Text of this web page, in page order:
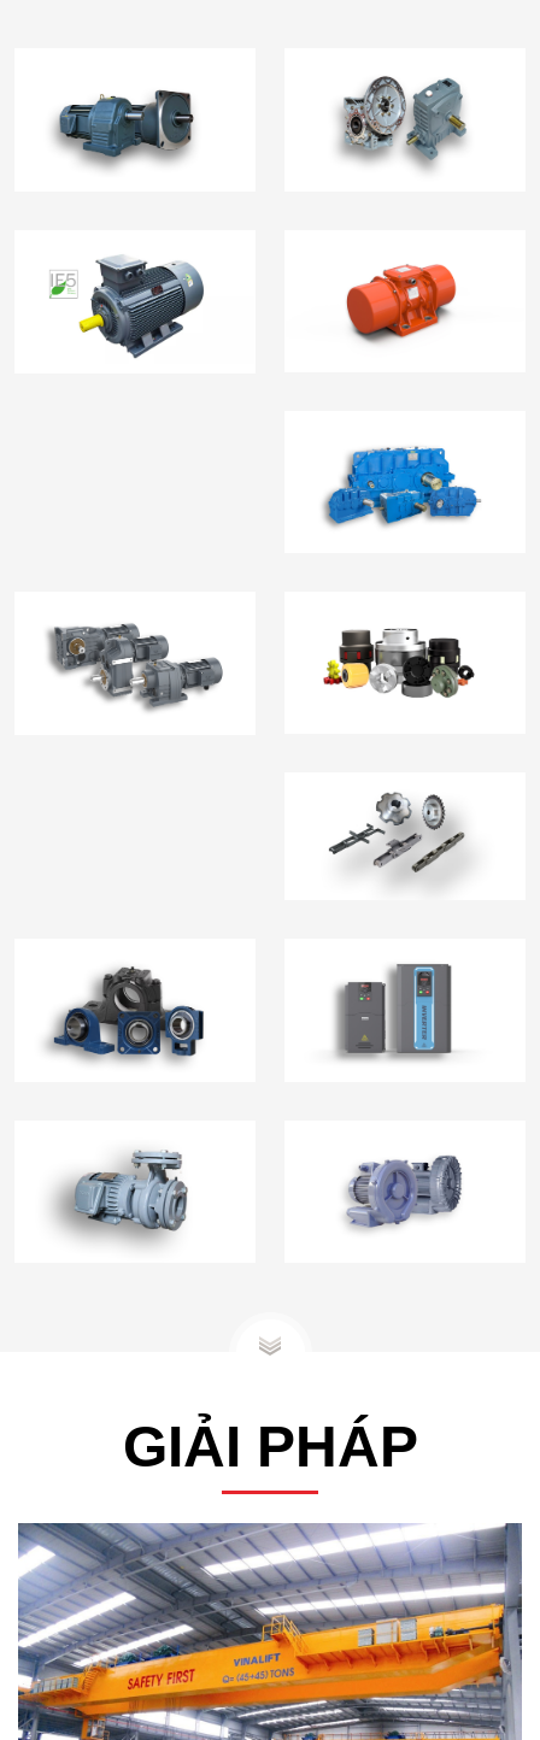
Mô Tơ Giảm Tốc
Hộp Số Vuông Góc
Trục Vít
Mô Tơ Điện 3 pha
Mô tơ rung - Đầm
rung
Hộp Giảm Tốc Công
Nghiệp Nặng
Mô Tơ Giảm Tốc R-F-K-
Khớp nối - Phụ Kiện &
Linh Kiện
Nhông Xích
Gối Đỡ Biến Tần Inverter
Bơm Nước-Bơm Định
Lượng-Bơm Hóa Chất
Máy Thổi Khí
GIẢI PHÁP